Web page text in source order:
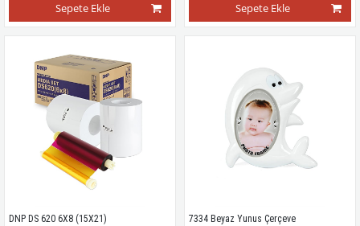
Sepete Ekle Sepete Ekle
DNP DS 620 6X8 (15X21) 7334 Beyaz Yunus Çerçeve